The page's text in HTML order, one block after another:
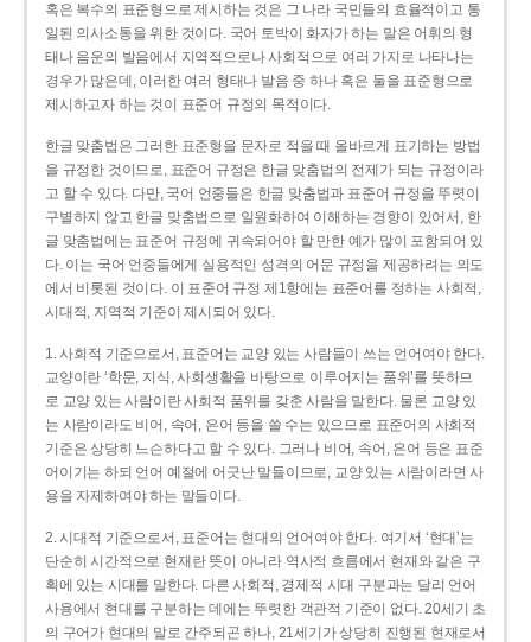
혹은 복수의 표준형으로 제시하는 것은 그 나라 국민들의 효율적이고 통
일된 의사소통을 위한 것이다. 국어 토박이 화자가 하는 말은 어휘의 형
태나 음운의 발음에서 지역적으로나 사회적으로 여러 가지로 나타나는
경우가 많은데, 이러한 여러 형태나 발음 중 하나 혹은 둘을 표준형으로
제시하고자 하는 것이 표준어 규정의 목적이다.
한글 맞춤법은 그러한 표준형을 문자로 적을 때 올바르게 표기하는 방법
을 규정한 것이므로, 표준어 규정은 한글 맞춤법의 전제가 되는 규정이라
고 할 수 있다. 다만, 국어 언중들은 한글 맞춤법과 표준어 규정을 뚜렷이
구별하지 않고 한글 맞춤법으로 일원화하여 이해하는 경향이 있어서, 한
글 맞춤법에는 표준어 규정에 귀속되어야 할 만한 예가 많이 포함되어 있
다. 이는 국어 언중들에게 실용적인 성격의 어문 규정을 제공하려는 의도
에서 비롯된 것이다. 이 표준어 규정 제1항에는 표준어를 정하는 사회적,
시대적, 지역적 기준이 제시되어 있다.
1. 사회적 기준으로서, 표준어는 교양 있는 사람들이 쓰는 언어여야 한다.
교양이란 ‘학문, 지식, 사회생활을 바탕으로 이루어지는 품위’를 뜻하므
로 교양 있는 사람이란 사회적 품위를 갖춘 사람을 말한다. 물론 교양 있
는 사람이라도 비어, 속어, 은어 등을 쓸 수는 있으므로 표준어의 사회적
기준은 상당히 느슨하다고 할 수 있다. 그러나 비어, 속어, 은어 등은 표준
어이기는 하되 언어 예절에 어긋난 말들이므로, 교양 있는 사람이라면 사
용을 자제하여야 하는 말들이다.
2. 시대적 기준으로서, 표준어는 현대의 언어여야 한다. 여기서 ‘현대’는
단순히 시간적으로 현재란 뜻이 아니라 역사적 흐름에서 현재와 같은 구
획에 있는 시대를 말한다. 다른 사회적, 경제적 시대 구분과는 달리 언어
사용에서 현대를 구분하는 데에는 뚜렷한 객관적 기준이 없다. 20세기 초
의 구어가 현대의 말로 간주되곤 하나, 21세기가 상당히 진행된 현재로서